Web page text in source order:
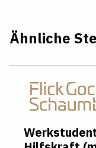
Ähnliche